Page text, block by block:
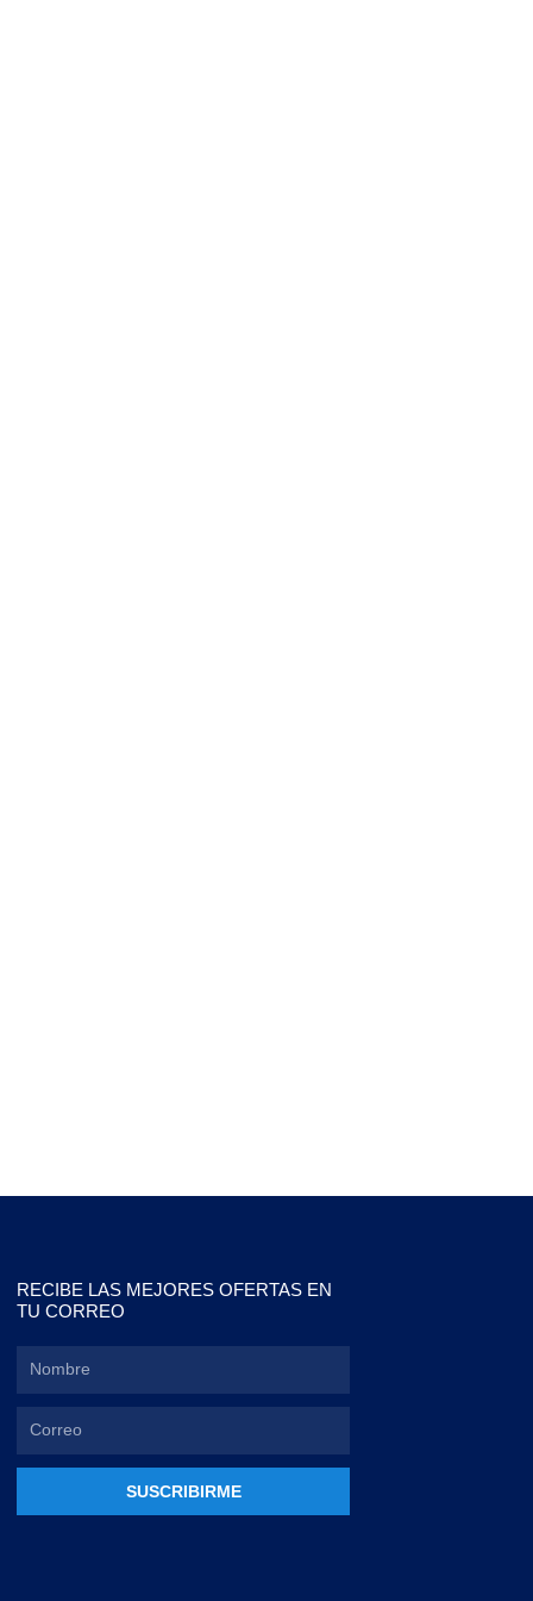
RECIBE LAS MEJORES OFERTAS EN
TU CORREO
SUSCRIBIRME